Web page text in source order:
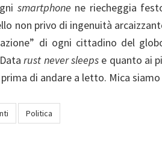
smartphone ne riecheggia
non privo di ingenuità
di ogni cittadino del
rust never sleepse quanto ai
di andare a letto. Mica
Politica